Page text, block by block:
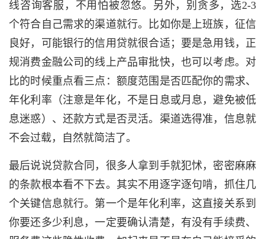
线咨询客服，不用怕被忽悠。另外，别贪多，选2-3
个符合自己需求的渠道就行。比如你是上班族，征信
良好，可能银行的信用贷就很合适；要是急用钱，正
规消费金融公司的线上产品审批快，也可以考虑。对
比的时候重点看三点：额度范围是否匹配你的需求、
年化利率（注意是年化，不是日息或月息，避免被低
息迷惑）、还款方式是否灵活。渠道选得准，信息就
不会过载，自然就简洁了。
最后说说贷款合同，很多人拿到手就犯怵，密密麻麻
的条款根本看不下去。其实不用逐字逐句啃，抓住几
个关键信息就行。第一个是年化利率，这直接关系到
你要还多少利息，一定要确认清楚，有没有手续费、